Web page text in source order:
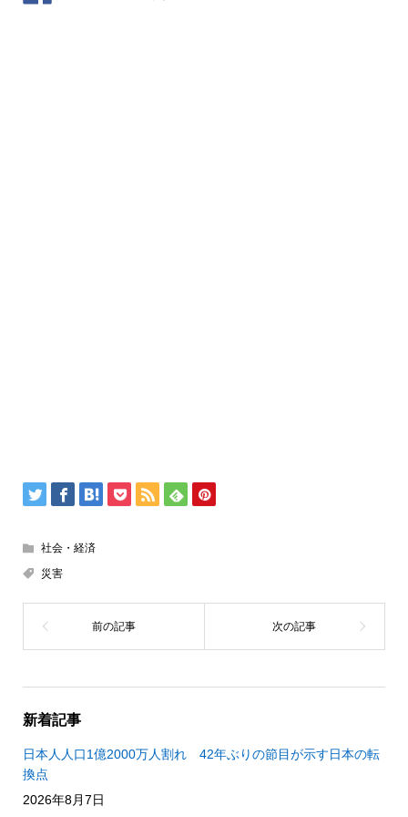
社会・経済
災害
新着記事
日本人人口1億2000万人割れ 42年ぶりの節目が示す日本の転
換点
2026年8月7日